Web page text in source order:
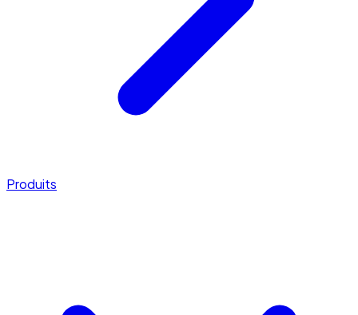
Produits